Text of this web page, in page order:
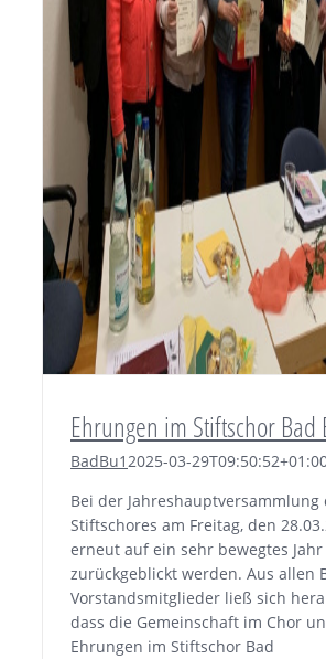
Ehrungen im Stiftschor Bad
BadBu12025-03-
Bei der Jahreshauptversammlung
Stiftschores am Freitag, den
erneut auf ein sehr bewegtes Jahr
zurückgeblickt werden. Aus allen
Vorstandsmitglieder ließ sich
dass die Gemeinschaft im Chor
Ehrungen im Stiftschor Bad